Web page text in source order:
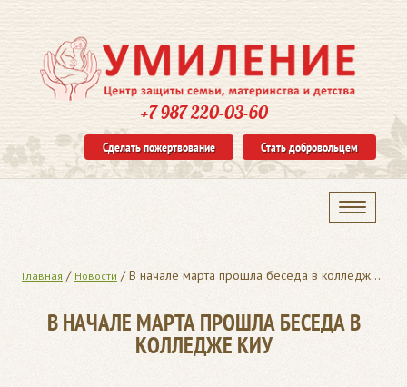
+7 987 220-03-60
Стать добровольцем
Сделать пожертвование
Главная / Новости / В начале марта прошла беседа в колледже КИУ
В НАЧАЛЕ МАРТА ПРОШЛА БЕСЕДА В
КОЛЛЕДЖЕ КИУ